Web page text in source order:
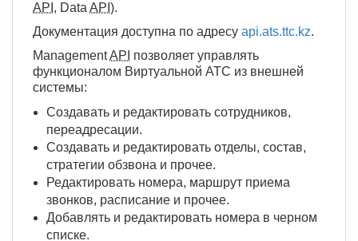
API , Data API ).
Документация доступна по адресу api.ats.ttc.kz.
ManagementAPI позволяет управлять
функционалом Виртуальной АТС из внешней
системы:
Создавать и редактировать сотрудников,
переадресации.
Создавать и редактировать отделы, состав,
стратегии обзвона и прочее.
Редактировать номера, маршрут приема
звонков, расписание и прочее.
Добавлять и редактировать номера в черном
списке.